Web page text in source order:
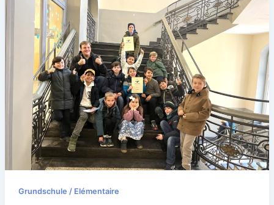
Grundschule / Elémentaire